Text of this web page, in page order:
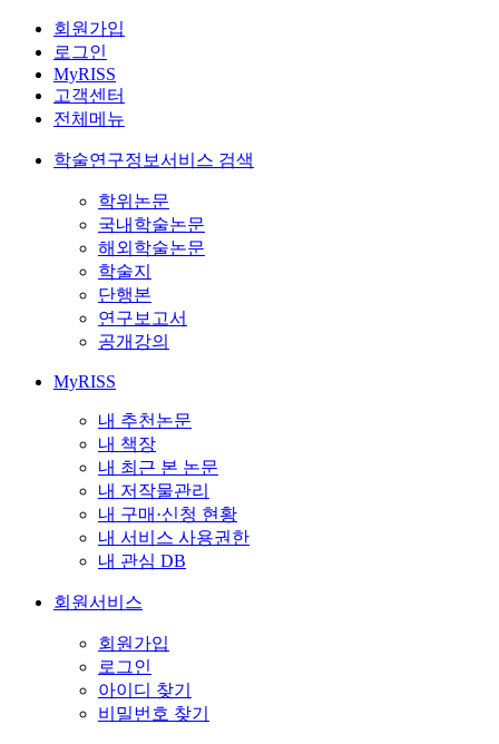
회원가입
로그인
MyRISS
고객센터
전체메뉴
학술연구정보서비스 검색
학위논문
국내학술논문
해외학술논문
학술지
단행본
연구보고서
공개강의
MyRISS
내 추천논문
내 책장
내 최근 본 논문
내 저작물관리
내 구매·신청 현황
내 서비스 사용권한
내 관심 DB
회원서비스
회원가입
로그인
아이디 찾기
비밀번호 찾기